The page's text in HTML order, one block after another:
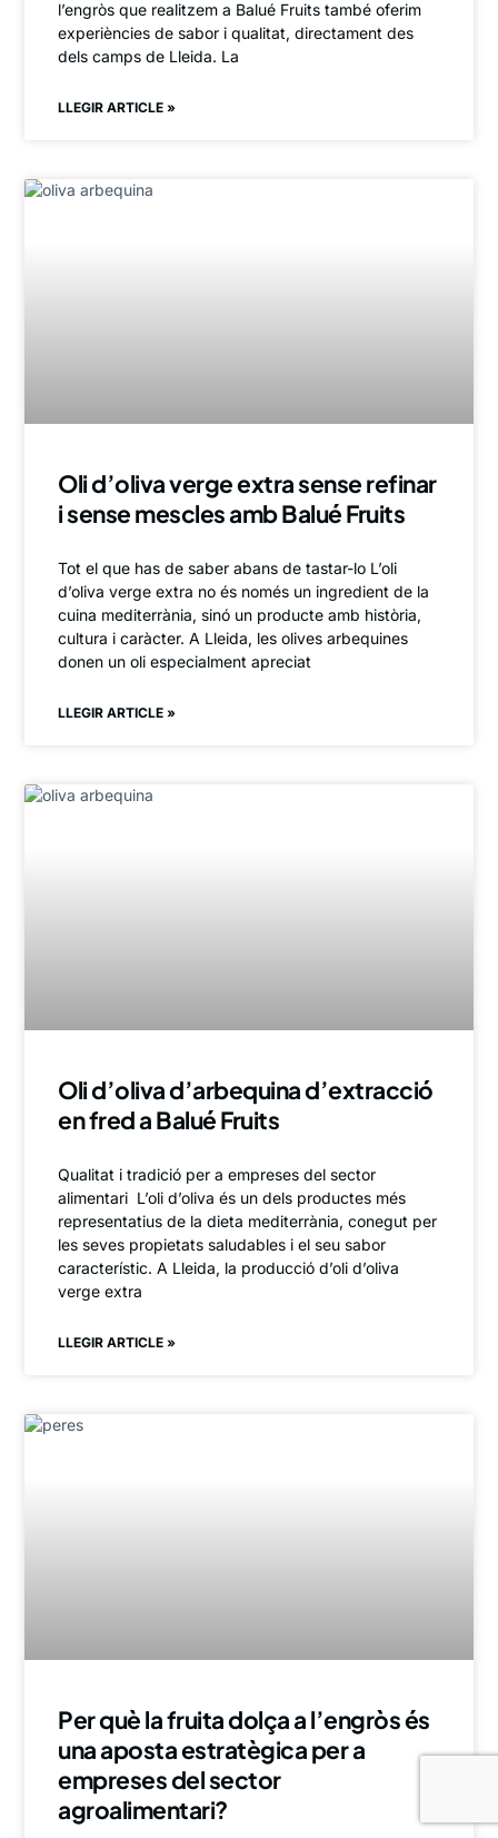
l’engròs que realitzem a Balué Fruits també oferim
experiències de sabor i qualitat, directament des
dels camps de Lleida. La
LLEGIR ARTICLE »
Oli d’oliva verge extra sense refinar
i sense mescles amb Balué Fruits
Tot el que has de saber abans de tastar-lo L’oli
d’oliva verge extra no és només un ingredient de la
cuina mediterrània, sinó un producte amb història,
cultura i caràcter. A Lleida, les olives arbequines
donen un oli especialment apreciat
LLEGIR ARTICLE »
Oli d’oliva d’arbequina d’extracció
en fred a Balué Fruits
Qualitat i tradició per a empreses del sector
alimentari L’oli d’oliva és un dels productes més
representatius de la dieta mediterrània, conegut per
les seves propietats saludables i el seu sabor
característic. A Lleida, la producció d’oli d’oliva
verge extra
LLEGIR ARTICLE »
Per què la fruita dolça a l’engròs és
una aposta estratègica per a
empreses del sector
agroalimentari?